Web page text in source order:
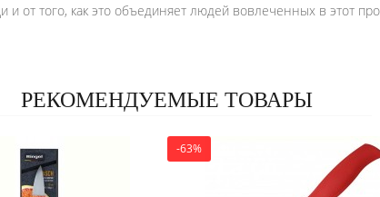
от того, как это объединяет людей вовлеченных в этот
РЕКОМЕНДУЕМЫЕ ТОВАРЫ
-63%